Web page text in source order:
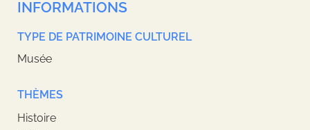
INFORMATIONS
TYPE DE PATRIMOINE CULTUREL
Musée
THÈMES
Histoire